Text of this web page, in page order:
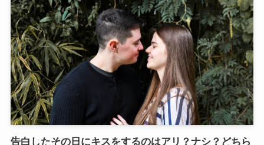
告白したその日にキスをするのはアリ？ナシ？どちら